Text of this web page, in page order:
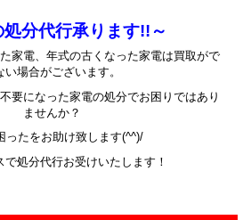
処分代行承ります!!～
家電、年式の古くなった家電は買取がで
い場合がございます。
要になった家電の処分でお困りではあり
ませんか？
ったをお助け致します(^^)/
で処分代行お受けいたします！